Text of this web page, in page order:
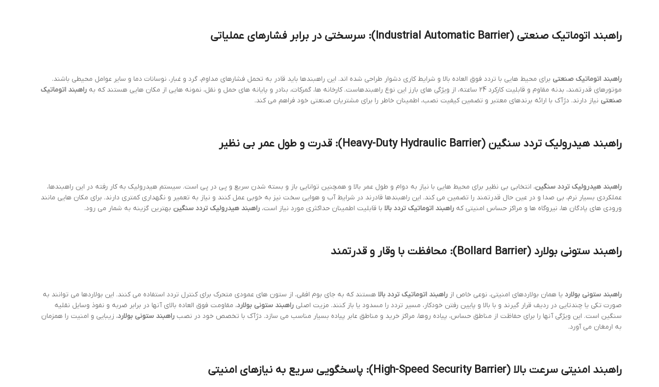
راهبند اتوماتیک صنعتی (
Industrial Automatic Barrier): سرسختی در برابر فشارهای عملیاتی
راهبند اتوماتیک صنعتی برای محیط هایی با تردد فوق العاده بالا و شرایط کاری دشوار طراحی شده اند. این راهبندها باید قادر به تحمل فشارهای مداوم، گرد و غبار، نوسانات دما و سایر عوامل محیطی باشند.
موتورهای قدرتمند، بدنه مقاوم و قابلیت کارکرد 24 ساعته، از ویژگی های بارز این نوع راهبندهاست. کارخانه ها، گمرکات، بنادر و پایانه های حمل و نقل، نمونه هایی از مکان هایی هستند که به
راهبند اتوماتیک
صنعتی نیاز دارند. دژآک با ارائه برندهای معتبر و تضمین کیفیت نصب، اطمینان خاطر را برای مشتریان صنعتی خود فراهم می کند.
راهبند هیدرولیک تردد سنگین (
Heavy-Duty Hydraulic Barrier): قدرت و طول عمر بی نظیر
راهبند هیدرولیک تردد سنگین، انتخابی بی نظیر برای محیط هایی با نیاز به دوام و طول عمر بالا و همچنین توانایی باز و بسته شدن سریع و پی در پی است. سیستم هیدرولیک به کار رفته در این راهبندها،
عملکردی بسیار نرم، بی صدا و در عین حال قدرتمند را تضمین می کند. این راهبندها قادرند در شرایط آب و هوایی سخت نیز به خوبی عمل کنند و نیاز به تعمیر و نگهداری کمتری دارند. برای مکان هایی مانند
ورودی های پادگان ها، نیروگاه ها و مراکز حساس امنیتی که راهبند اتوماتیک تردد بالا با قابلیت اطمینان حداکثری مورد نیاز است، راهبند هیدرولیک تردد سنگین بهترین گزینه به شمار می رود.
راهبند ستونی بولارد (
Bollard Barrier): محافظت با وقار و قدرتمند
راهبند ستونی بولارد یا همان بولاردهای امنیتی، نوعی خاص از راهبند اتوماتیک تردد بالا هستند که به جای بوم افقی، از ستون های عمودی متحرک برای کنترل تردد استفاده می کنند. این بولاردها می توانند به
صورت تکی یا چندتایی در ردیف قرار گیرند و با بالا و پایین رفتن خودکار، مسیر تردد را مسدود یا باز کنند. مزیت اصلی راهبند ستونی بولارد، مقاومت فوق العاده بالای آنها در برابر ضربه و نفوذ وسایل نقلیه
سنگین است. این ویژگی آنها را برای حفاظت از مناطق حساس، پیاده روها، مراکز خرید و مناطق عابر پیاده بسیار مناسب می سازد. دژآک با تخصص خود در نصب راهبند ستونی بولارد، زیبایی و امنیت را همزمان
به ارمغان می آورد.
راهبند امنیتی سرعت بالا (
High-Speed Security Barrier): پاسخگویی سریع به نیازهای امنیتی